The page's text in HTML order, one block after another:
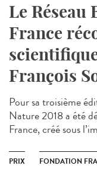
Le Réseau
France
François
Pour sa troisième
Nature 2018 a été
France, créé sous
PRIX FONDATION